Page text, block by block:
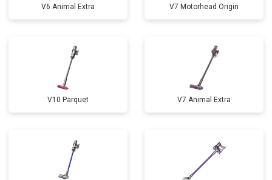
V6 Animal Extra V7 Motorhead Origin
V10 Parquet V7 Animal Extra